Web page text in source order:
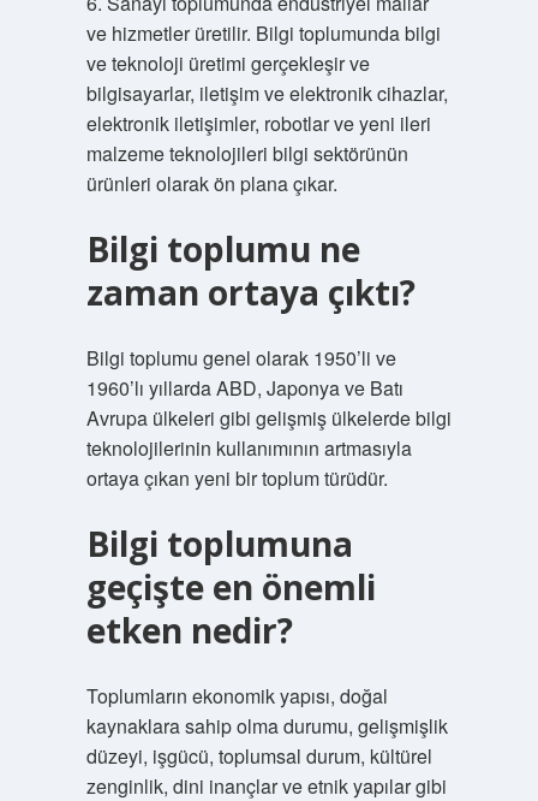
ve hizmetler üretilir. Bilgi toplumunda bilgi
ve teknoloji üretimi gerçekleşir ve
bilgisayarlar, iletişim ve elektronik cihazlar,
elektronik iletişimler, robotlar ve yeni ileri
malzeme teknolojileri bilgi sektörünün
ürünleri olarak ön plana çıkar.
Bilgi toplumu ne
zaman ortaya çıktı?
Bilgi toplumu genel olarak 1950’li ve
1960’lı yıllarda ABD, Japonya ve Batı
Avrupa ülkeleri gibi gelişmiş ülkelerde bilgi
teknolojilerinin kullanımının artmasıyla
ortaya çıkan yeni bir toplum türüdür.
Bilgi toplumuna
geçişte en önemli
etken nedir?
Toplumların ekonomik yapısı, doğal
kaynaklara sahip olma durumu, gelişmişlik
düzeyi, işgücü, toplumsal durum, kültürel
zenginlik, dini inançlar ve etnik yapılar gibi